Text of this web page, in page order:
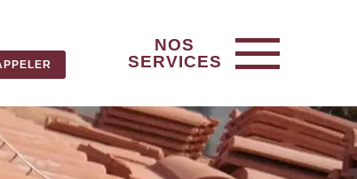
NOS
SERVICES